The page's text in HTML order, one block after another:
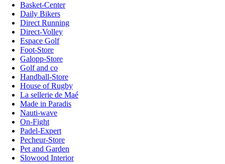
Basket-Center
Daily Bikers
Direct Running
Direct-Volley
Espace Golf
Foot-Store
Galopp-Store
Golf and co
Handball-Store
House of Rugby
La sellerie de Maé
Made in Paradis
Nauti-wave
On-Fight
Padel-Expert
Pecheur-Store
Pet and Garden
Slowood Interior